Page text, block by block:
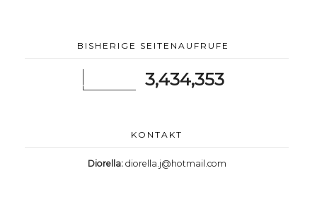
BISHERIGE SEITENAUFRUFE
3,434,353
KONTAKT
Diorella: diorella.j@hotmail.com